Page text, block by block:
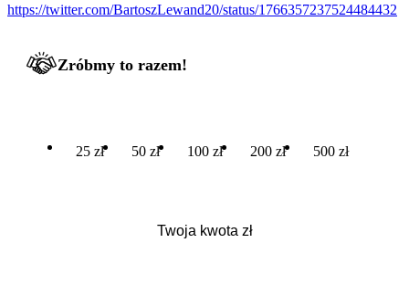
https://twitter.com/BartoszLewand20/status/1766357237524484432
Zróbmy to razem!
25 zł 50 zł 100 zł 200 zł 500 zł